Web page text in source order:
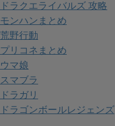
ドラクエライバルズ 攻略
モンハンまとめ
荒野行動
プリコネまとめ
ウマ娘
スマブラ
ドラガリ
ドラゴンボールレジェンズ